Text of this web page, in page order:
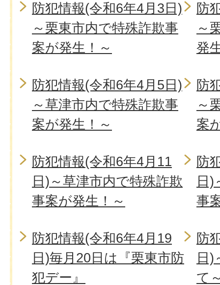
防犯情報(令和6年4月3日)
～栗東市内で特殊詐欺事
案が発生！～
防
～
発
防犯情報(令和6年4月5日)
～草津市内で特殊詐欺事
案が発生！～
防
～
案
防犯情報(令和6年4月11
日)～草津市内で特殊詐欺
事案が発生！～
防
日)
事
防犯情報(令和6年4月19
日)毎月20日は『栗東市防
犯デー』
防
日)
て